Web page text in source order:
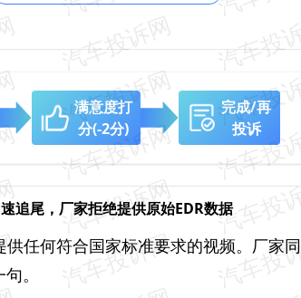
满意度打
分(-2分)
完成/再
投诉
追尾，厂家拒绝提供原始EDR数据
任何符合国家标准要求的视频。厂家同
。